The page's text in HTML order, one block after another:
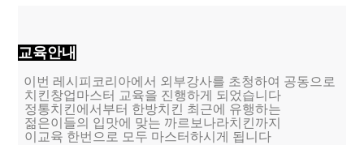
교육안내
이번 레시피코리아에서 외부강사를 초청하여 공동으로
치킨창업마스터 교육을 진행하게 되었습니다
정통치킨에서부터 한방치킨 최근에 유행하는
젊은이들의 입맛에 맞는 까르보나라치킨까지
이교육 한번으로 모두 마스터하시게 됩니다